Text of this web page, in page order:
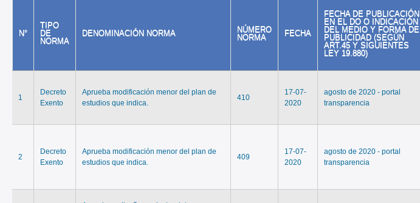
N°
TIPO
DE
NORMA
DENOMINACIÓN NORMA
NÚMERO
NORMA
FECHA
FECHA DE PUBLICACIÓN
EN EL DO O INDICACIÓN
DEL MEDIO Y FORMA DE
PUBLICIDAD (SEGÚN
ART.45 Y SIGUIENTES
LEY 19.880)
1
Decreto
Exento
Aprueba modificación menor del plan de
estudios que indica.
410
17-07-
2020
agosto de 2020 - portal
transparencia
2
Decreto
Exento
Aprueba modificación menor del plan de
estudios que indica.
409
17-07-
2020
agosto de 2020 - portal
transparencia